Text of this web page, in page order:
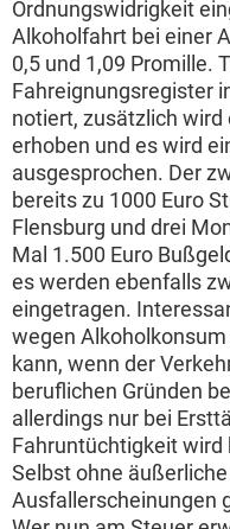
Ordnungswidrigkeit
Alkoholfahrt bei einer
0,5 und 1,09 Promille.
Fahreignungsregister
notiert, zusätzlich wird
erhoben und es wird
ausgesprochen. Der
bereits zu 1000 Euro
Flensburg und drei
Mal 1.500 Euro
es werden ebenfalls
eingetragen.
wegen
kann, wenn der
beruflichen Gründen
allerdings nur bei
Fahruntüchtigkeit wird
Selbst ohne
Ausfallerscheinungen